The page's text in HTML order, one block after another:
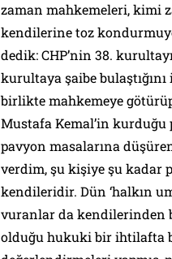
zaman mahkemeleri, kimi
kendilerine toz
dedik: CHP’nin 38.
kurultaya şaibe
birlikte mahkemeye
Mustafa Kemal’in kurduğu
pavyon masalarına
verdim, şu kişiye şu kadar
kendileridir. Dün ‘halkın
vuranlar da kendilerinden
olduğu hukuki bir ihtilafta